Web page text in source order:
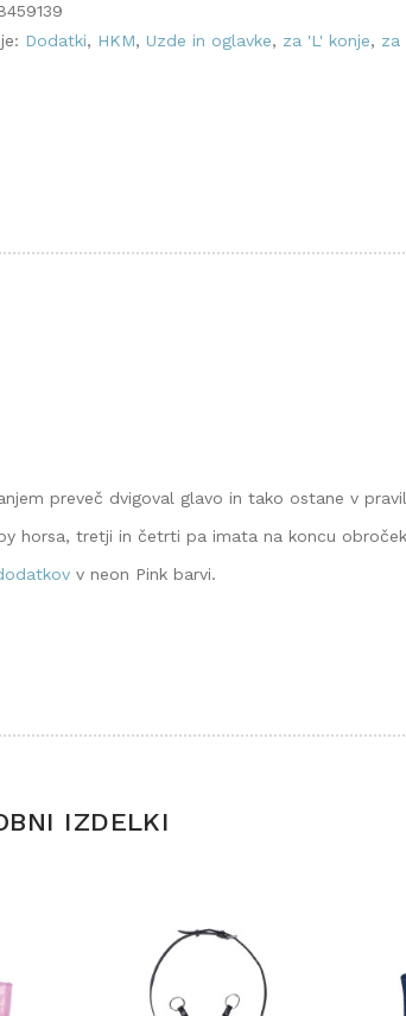
Dodatki, HKM, Uzde in oglavke, za 'L' konje, za
preveč dvigoval glavo in tako ostane v
horsa, tretji in četrti pa imata na koncu
v neon Pink barvi.
IZDELKI